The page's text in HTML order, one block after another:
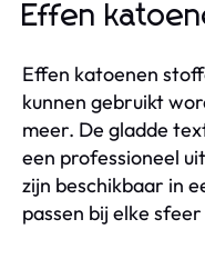
Effen
Effen katoenen
kunnen gebruikt
meer. De gladde
een professioneel
zijn beschikbaar in
passen bij elke